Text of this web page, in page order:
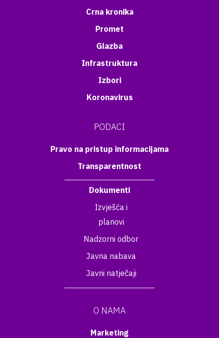
Crna kronika
Promet
Glazba
Infrastruktura
Izbori
Koronavirus
PODACI
Pravo na pristup informacijama
Transparentnost
Dokumenti
Izvješća i
planovi
Nadzorni odbor
Javna nabava
Javni natječaji
O NAMA
Marketing